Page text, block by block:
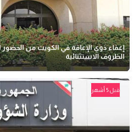
إعفاء ذوي الإعاقة في الكويت من الحضور
الظروف الاستثنائية
قبل 5 أشهر